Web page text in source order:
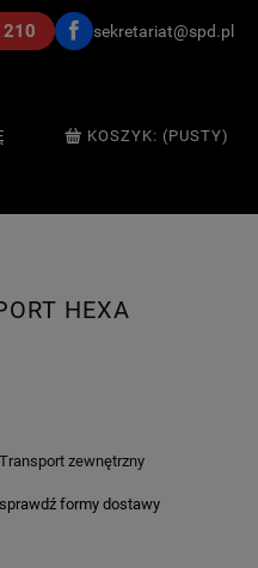
sekretariat@spd.pl
KOSZYK: (PUSTY)
HEXA
zewnętrzny
sprawdź formy dostawy